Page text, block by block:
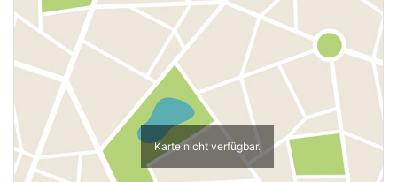
Karte nicht verfügbar.